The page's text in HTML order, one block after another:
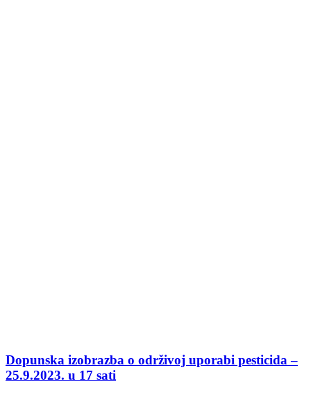
Dopunska izobrazba o održivoj uporabi pesticida –
25.9.2023. u 17 sati